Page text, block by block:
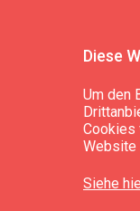
Diese
Um den
Cookies
Website
Siehe